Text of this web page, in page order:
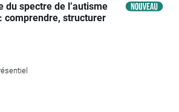
du spectre de l’autisme
comprendre, structurer